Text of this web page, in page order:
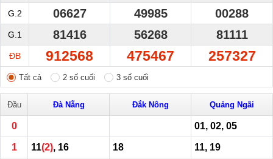
G.2 06627 49985 00288
G.1 81416 56268 81111
ĐB 912568 475467 257327
Tất cả 2 số cuối 3 số cuối
Đầu Đà Nẵng Đắk Nông Quảng Ngãi
0 01, 02, 05
1 11(2), 16 18 11, 19